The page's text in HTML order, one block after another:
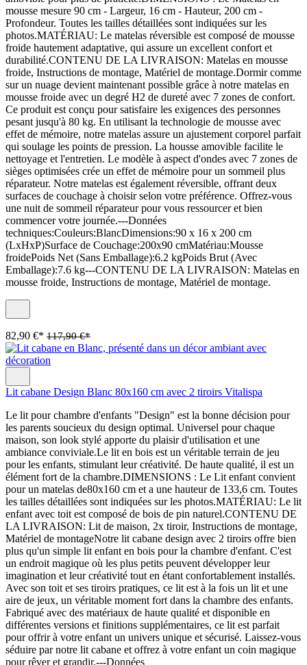
mousse mesure 90 cm - Largeur, 16 cm - Hauteur, 200 cm -
Profondeur. Toutes les tailles détaillées sont indiquées sur les
photos.MATÉRIAU: Le matelas réversible est composé de mousse
froide hautement adaptative, qui assure un excellent confort et
durabilité.CONTENU DE LA LIVRAISON: Matelas en mousse
froide, Instructions de montage, Matériel de montage.Dormir comme
sur un nuage devient maintenant possible grâce à notre matelas en
mousse froide avec un degré H2 de dureté avec 7 zones de confort.
Ce produit est conçu pour satisfaire les exigences des personnes
pesant jusqu'à 80 kg. En utilisant la technologie de mousse avec
effet de mémoire, notre matelas assure un ajustement corporel parfait
qui soulage les points de pression. La housse amovible facilite le
nettoyage et l'entretien. Le modèle à aspect d'ondes avec 7 zones de
sièges optimisées crée un effet de mémoire pour un sommeil plus
réparateur. Notre matelas est également réversible, offrant deux
surfaces de couchage à choisir selon votre préférence. Offrez-vous
une nuit de sommeil réparateur pour vous ressourcer et bien
commencer votre journée.---Données
techniques:Couleurs:BlancDimensions:90 x 16 x 200 cm
(LxHxP)Surface de Couchage:200x90 cmMatériau:Mousse
froidePoids Net (Sans Emballage):6.2 kgPoids Brut (Avec
Emballage):7.6 kg---CONTENU DE LA LIVRAISON: Matelas en
mousse froide, Instructions de montage, Matériel de montage.
82,90 €* 117,90 €*
Lit cabane Design Blanc 80x160 cm avec 2 tiroirs Vitalispa
Le lit pour chambre d'enfants "Design" est la bonne décision pour
les parents soucieux du design optimal. Universel pour chaque
maison, son look stylé apporte du plaisir d'utilisation et une
ambiance conviviale.Le lit en bois est un véritable terrain de jeu
pour les enfants, stimulant leur créativité. De haute qualité, il est un
élément fort de la chambre.DIMENSIONS : Le Lit enfant convient
pour un matelas de80x160 cm et a une hauteur de 133,6 cm. Toutes
les tailles détaillées sont indiquées sur les photos.MATÉRIAU: Le lit
enfant avec toit est composé de bois de pin naturel.CONTENU DE
LA LIVRAISON: Lit de maison, 2x tiroir, Instructions de montage,
Matériel de montageNotre lit cabane design avec 2 tiroirs offre bien
plus qu'un simple lit enfant en bois pour la chambre d'enfant. C'est
un endroit magique où les plus petits peuvent développer leur
imagination et leur créativité tout en étant confortablement installés.
Avec son toit et ses tiroirs pratiques, ce lit est à la fois un lit et une
aire de jeux, un véritable moment fort dans la chambre des enfants.
Fabriqué avec des matériaux de haute qualité et disponible en
différentes versions et finitions supplémentaires, ce lit est parfait
pour offrir à votre enfant un univers unique et sécurisé. Laissez-vous
séduire par notre lit cabane et offrez à votre enfant un coin magique
pour rêver et grandir.---Données